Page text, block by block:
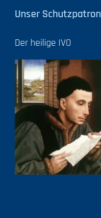
Unser Schutzpatron
Der heilige IVO